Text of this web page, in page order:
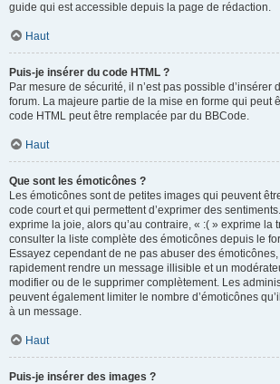
guide qui est accessible depuis la page de rédaction.
Haut
Puis-je insérer du code HTML ?
Par mesure de sécurité, il n’est pas possible d’insérer
forum. La majeure partie de la mise en forme qui peut
code HTML peut être remplacée par du BBCode.
Haut
Que sont les émoticônes ?
Les émoticônes sont de petites images qui peuvent
code court et qui permettent d’exprimer des
exprime la joie, alors qu’au contraire, « :( » exprime la
consulter la liste complète des émoticônes depuis le
Essayez cependant de ne pas abuser des
rapidement rendre un message illisible et un
modifier ou de le supprimer complètement. Les
peuvent également limiter le nombre d’émoticônes
à un message.
Haut
Puis-je insérer des images ?